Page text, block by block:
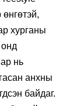
хурганы
нь
анхны
байдаг.